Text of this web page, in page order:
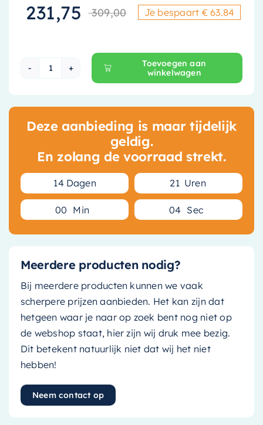
309,00
231,75 Huidige prijs
Je bespaart € 63.84
Hotbath Ace Thermostaat Set - Geborsteld
Toevoegen aan
winkelwagen
Deze aanbieding is maar tijdelijk
geldig.
En zolang de voorraad strekt.
14 Dagen 21 Uren
00 Min 03 Sec
Meerdere producten nodig?
Bij meerdere producten kunnen we vaak
scherpere prijzen aanbieden. Het kan zijn dat
hetgeen waar je naar op zoek bent nog niet op
de webshop staat, hier zijn wij druk mee bezig.
Dit betekent natuurlijk niet dat wij het niet
hebben!
Neem contact op